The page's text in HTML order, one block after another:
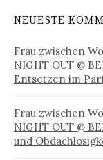
NEUESTE
Frau zwischen
NIGHT OUT @
Entsetzen im
Frau zwischen
NIGHT OUT @
und